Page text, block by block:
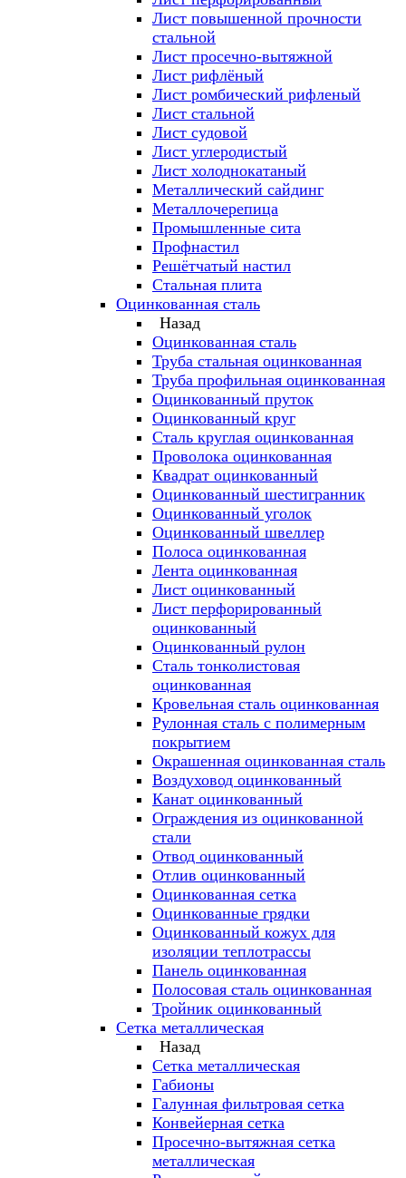
Лист повышенной прочности
стальной
Лист просечно-вытяжной
Лист рифлёный
Лист ромбический рифленый
Лист стальной
Лист судовой
Лист углеродистый
Лист холоднокатаный
Металлический сайдинг
Металлочерепица
Промышленные сита
Профнастил
Решётчатый настил
Стальная плита
Оцинкованная сталь
Назад
Оцинкованная сталь
Труба стальная оцинкованная
Труба профильная оцинкованная
Оцинкованный пруток
Оцинкованный круг
Сталь круглая оцинкованная
Проволока оцинкованная
Квадрат оцинкованный
Оцинкованный шестигранник
Оцинкованный уголок
Оцинкованный швеллер
Полоса оцинкованная
Лента оцинкованная
Лист оцинкованный
Лист перфорированный
оцинкованный
Оцинкованный рулон
Сталь тонколистовая
оцинкованная
Кровельная сталь оцинкованная
Рулонная сталь с полимерным
покрытием
Окрашенная оцинкованная сталь
Воздуховод оцинкованный
Канат оцинкованный
Ограждения из оцинкованной
стали
Отвод оцинкованный
Отлив оцинкованный
Оцинкованная сетка
Оцинкованные грядки
Оцинкованный кожух для
изоляции теплотрассы
Панель оцинкованная
Полосовая сталь оцинкованная
Тройник оцинкованный
Сетка металлическая
Назад
Сетка металлическая
Габионы
Галунная фильтровая сетка
Конвейерная сетка
Просечно-вытяжная сетка
металлическая